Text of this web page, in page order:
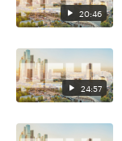
20:46
24:57